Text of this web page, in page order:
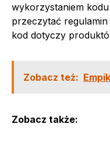
wykorzystaniem
przeczytać
kod dotyczy
Zobacz też:
Zobacz także: